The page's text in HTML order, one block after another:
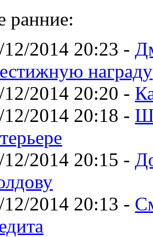
ранние:
12/2014 20:23 -
награду
12/2014 20:20 -
12/2014 20:18 -
12/2014 20:15 -
12/2014 20:13 -